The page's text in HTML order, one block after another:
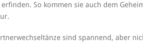
erfinden. So kommen sie auch dem
sind spannend, aber